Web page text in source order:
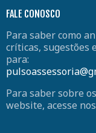
FALE CONOSCO
Para saber como
críticas, sugestões
para:
Para saber sobre
website, acesse